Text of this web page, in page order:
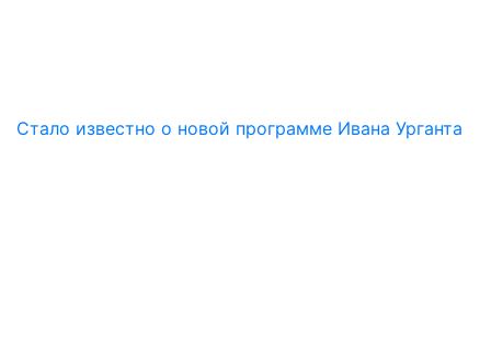
Стало известно о новой программе Ивана Урганта